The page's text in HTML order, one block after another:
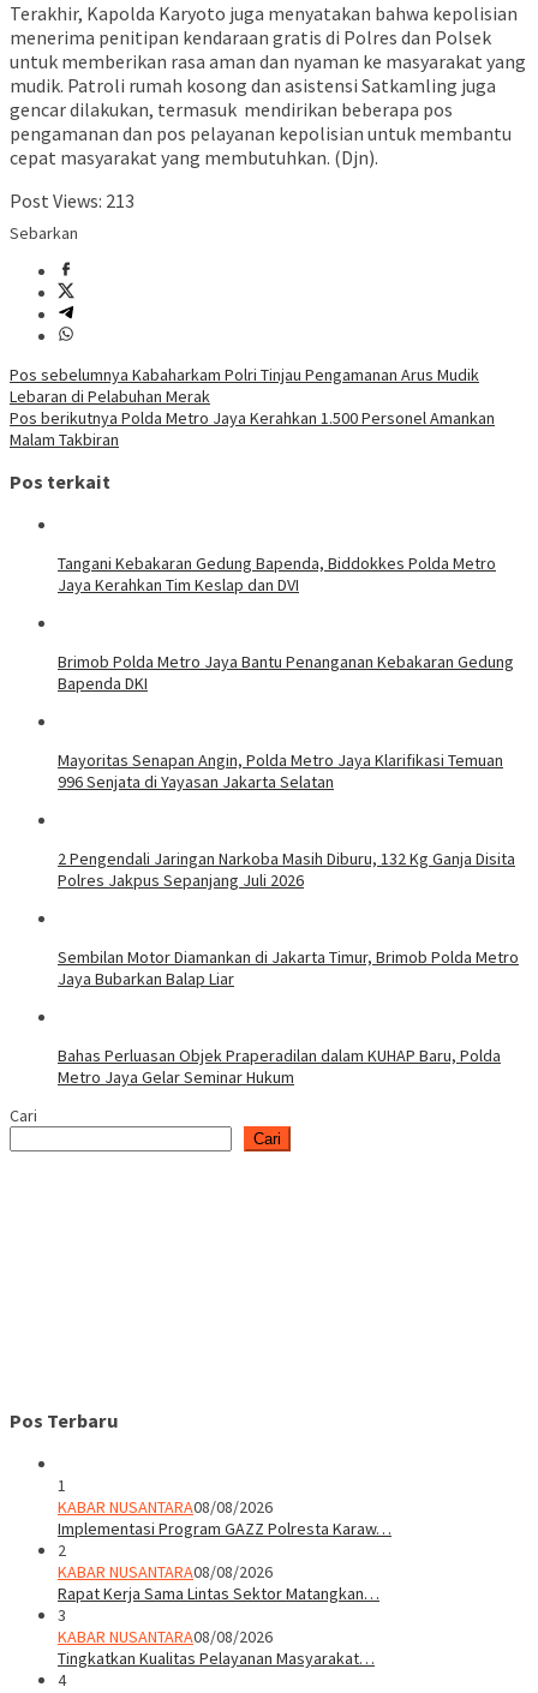
Terakhir, Kapolda Karyoto juga menyatakan bahwa kepolisian
menerima penitipan kendaraan gratis di Polres dan Polsek
untuk memberikan rasa aman dan nyaman ke masyarakat yang
mudik. Patroli rumah kosong dan asistensi Satkamling juga
gencar dilakukan, termasuk mendirikan beberapa pos
pengamanan dan pos pelayanan kepolisian untuk membantu
cepat masyarakat yang membutuhkan. (Djn).
Post Views: 213
Sebarkan
Navigasi
pos
Pos sebelumnya Kabaharkam Polri Tinjau Pengamanan Arus Mudik
Lebaran di Pelabuhan Merak
Pos berikutnya Polda Metro Jaya Kerahkan 1.500 Personel Amankan
Malam Takbiran
Pos terkait
Tangani Kebakaran Gedung Bapenda, Biddokkes Polda Metro
Jaya Kerahkan Tim Keslap dan DVI
Brimob Polda Metro Jaya Bantu Penanganan Kebakaran Gedung
Bapenda DKI
Mayoritas Senapan Angin, Polda Metro Jaya Klarifikasi Temuan
996 Senjata di Yayasan Jakarta Selatan
2 Pengendali Jaringan Narkoba Masih Diburu, 132 Kg Ganja Disita
Polres Jakpus Sepanjang Juli 2026
Sembilan Motor Diamankan di Jakarta Timur, Brimob Polda Metro
Jaya Bubarkan Balap Liar
Bahas Perluasan Objek Praperadilan dalam KUHAP Baru, Polda
Metro Jaya Gelar Seminar Hukum
Cari
Cari
Pos Terbaru
1
KABAR NUSANTARA08/08/2026
Implementasi Program GAZZ Polresta Karaw…
2
KABAR NUSANTARA08/08/2026
Rapat Kerja Sama Lintas Sektor Matangkan…
3
KABAR NUSANTARA08/08/2026
Tingkatkan Kualitas Pelayanan Masyarakat…
4